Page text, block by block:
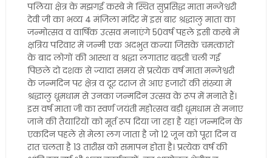
पलिया क्षेत्र के मझगई कस्बे मे स्थित सुप्रसिद्ध माता मन्जेश्वरी
देवी जी का भव्य 4 मंजिला मंदिर में इस बार श्रद्धालु माता का
जन्मोत्सव व वार्षिक उत्सव मनाएंगे 50वर्ष पहले इसी कस्बे में
क्षत्रिय परिवार में जन्मी एक अदभुत कन्या जिसके चमत्कारों
के बाद लोगों की आस्था व श्रद्धा लगातार बढ़ती चली गई
पिछले दो दशक से ज्यादा समय से प्रत्येक वर्ष माता मन्जेश्वरी
के जन्मदिन पर क्षेत्र व दूर दराज से आए हजारों की संख्या में
श्रद्धालु धूमधाम से उनका जन्मदिन उत्सव के रूप में मनाते हैं।
इस वर्ष माता जी का स्वर्ण जयंती महोत्सव बड़ी धूमधाम से मनाए
जाने की तैयारियों को मूर्त रूप दिया जा रहा है यहां जन्मदिन के
एकदिन पहले से मेला लग जाता है जो 12 जून को पूरा दिन व
रात चलता है 13 तारीख को समापन होता है। प्रत्येक वर्ष की